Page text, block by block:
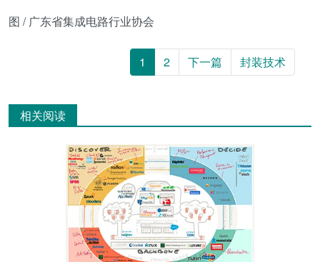
图 / 广东省集成电路行业协会
1 2 下一篇 封装技术
相关阅读